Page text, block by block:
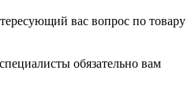
вас вопрос по товару
обязательно вам